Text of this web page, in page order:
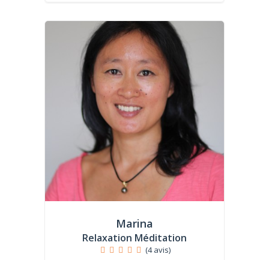
Marina
Relaxation Méditation
(4 avis)